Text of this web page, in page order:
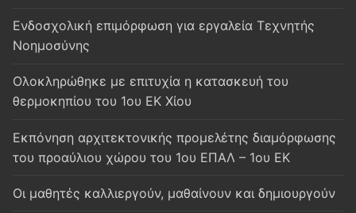
Ενδοσχολική επιμόρφωση για εργαλεία Τεχνητής
Νοημοσύνης
Oλοκληρώθηκε με επιτυχία η κατασκευή του
θερμοκηπίου του 1ου ΕΚ Χίου
Εκπόνηση αρχιτεκτονικής προμελέτης διαμόρφωσης
του προαύλιου χώρου του 1ου ΕΠΑΛ – 1ου ΕΚ
Οι μαθητές καλλιεργούν, μαθαίνουν και δημιουργούν